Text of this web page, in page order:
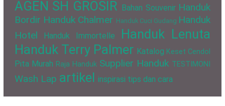
AGEN SH GROSIR Bahan Souvenir Handuk
Bordir Handuk Chalmer Handuk Cuci Gudang Handuk
Hotel
Handuk Immortelle
Handuk Lenuta
Handuk Terry Palmer Katalog Keset Cendol
Pita Murah Raja Handuk Supplier Handuk TESTIMONI
Wash Lap artikel inspirasi tips dan cara